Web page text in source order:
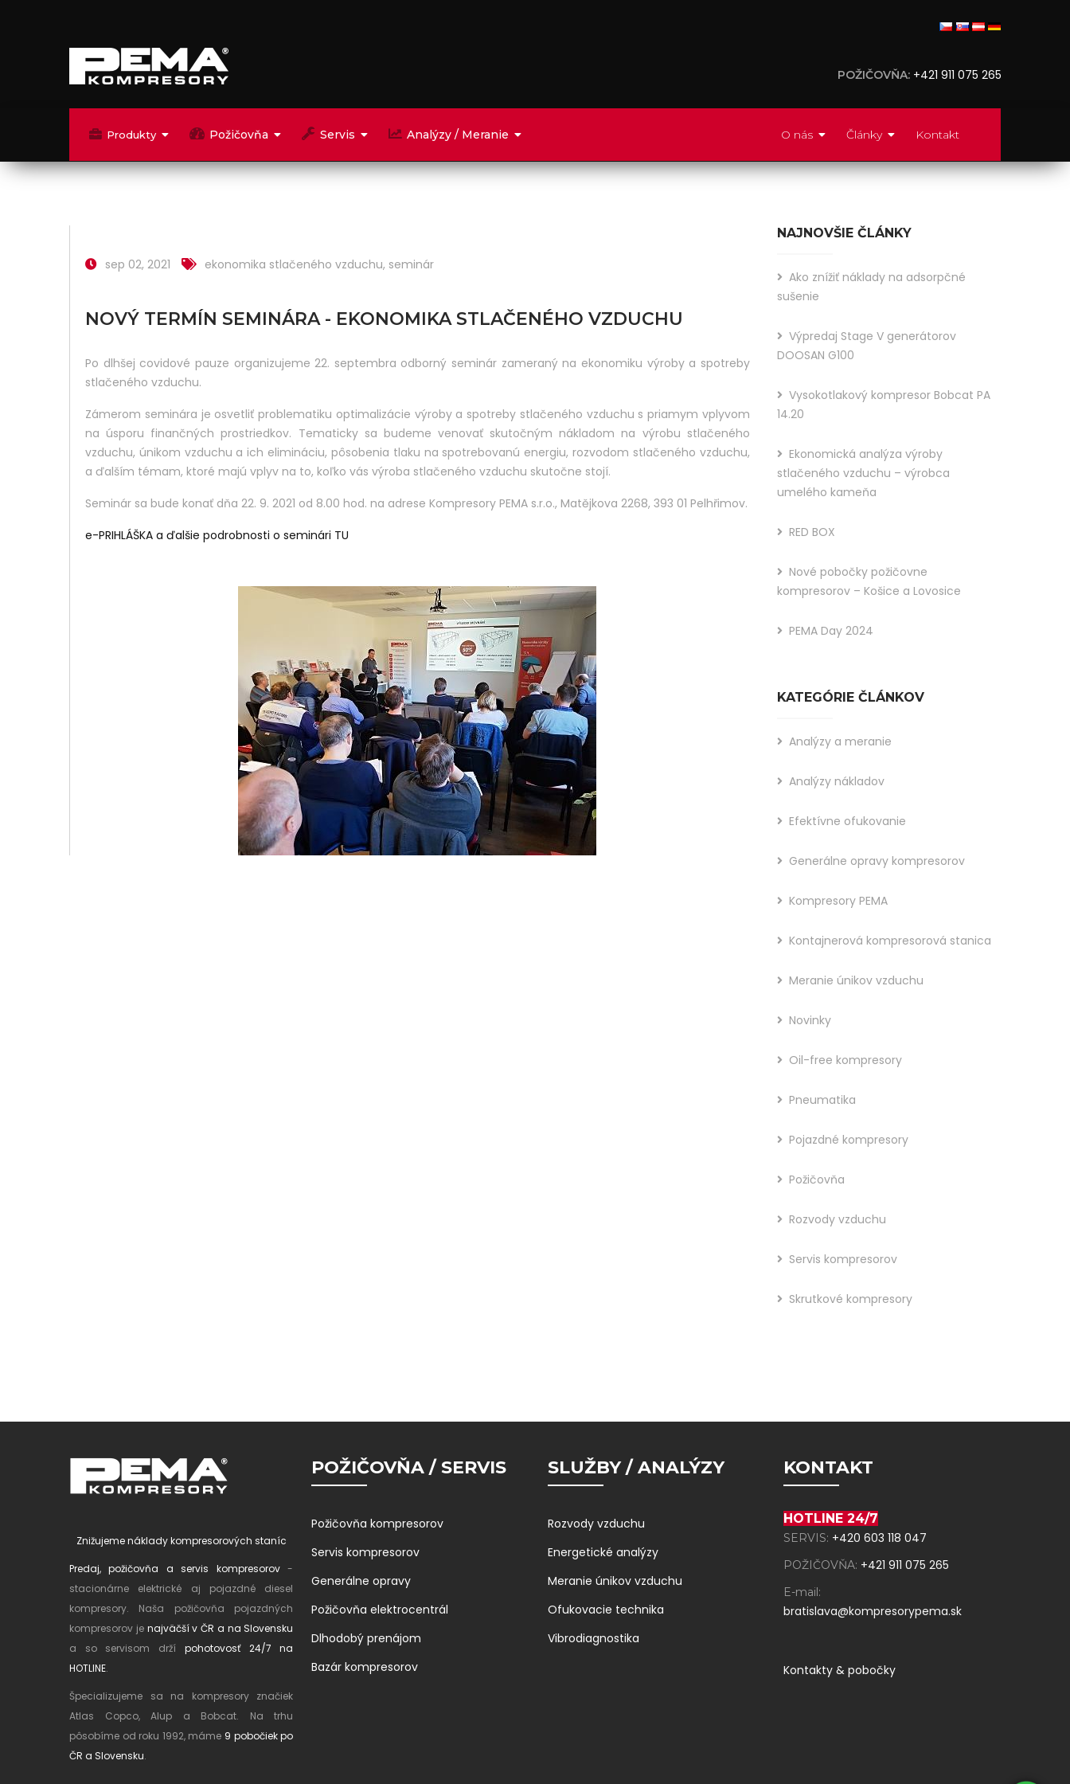
POŽIČOVŇA: +421 911 075 265
Produkty Požičovňa Servis Analýzy / Meranie O nás Články Kontakt
sep 02, 2021 ekonomika stlačeného vzduchu, seminár
NOVÝ TERMÍN SEMINÁRA - EKONOMIKA STLAČENÉHO VZDUCHU
Po dlhšej covidové pauze organizujeme 22. septembra odborný seminár zameraný na ekonomiku výroby a spotreby
stlačeného vzduchu.
Zámerom seminára je osvetliť problematiku optimalizácie výroby a spotreby stlačeného vzduchu s priamym vplyvom
na úsporu finančných prostriedkov. Tematicky sa budeme venovať skutočným nákladom na výrobu stlačeného
vzduchu, únikom vzduchu a ich elimináciu, pôsobenia tlaku na spotrebovanú energiu, rozvodom stlačeného vzduchu,
a ďalším témam, ktoré majú vplyv na to, koľko vás výroba stlačeného vzduchu skutočne stojí.
Seminár sa bude konať dňa 22. 9. 2021 od 8.00 hod. na adrese Kompresory PEMA s.r.o., Matějkova 2268, 393 01 Pelhřimov.
e-PRIHLÁŠKA a ďalšie podrobnosti o seminári TU
Like
Post?
Share
NAJNOVŠIE ČLÁNKY
Ako znížiť náklady na adsorpčné
sušenie
Výpredaj Stage V generátorov
DOOSAN G100
Vysokotlakový kompresor Bobcat PA
14.20
Ekonomická analýza výroby
stlačeného vzduchu – výrobca
umelého kameňa
RED BOX
Nové pobočky požičovne
kompresorov – Košice a Lovosice
PEMA Day 2024
KATEGÓRIE ČLÁNKOV
Analýzy a meranie
Analýzy nákladov
Efektívne ofukovanie
Generálne opravy kompresorov
Kompresory PEMA
Kontajnerová kompresorová stanica
Meranie únikov vzduchu
Novinky
Oil-free kompresory
Pneumatika
Pojazdné kompresory
Požičovňa
Rozvody vzduchu
Servis kompresorov
Skrutkové kompresory
Znižujeme náklady kompresorových staníc
Predaj, požičovňa a servis kompresorov-
stacionárne elektrické aj pojazdné diesel
kompresory. Naša požičovňa pojazdných
kompresorov je najväčší v ČR a na Slovensku
a so servisom drží pohotovosť 24/7 na
HOTLINE.
Špecializujeme sa na kompresory značiek
Atlas Copco, Alup a Bobcat. Na trhu
pôsobíme od roku 1992, máme 9 pobočiek po
ČR a Slovensku.
POŽIČOVŇA / SERVIS
Požičovňa kompresorov
Servis kompresorov
Generálne opravy
Požičovňa elektrocentrál
Dlhodobý prenájom
Bazár kompresorov
SLUŽBY / ANALÝZY
Rozvody vzduchu
Energetické analýzy
Meranie únikov vzduchu
Ofukovacie technika
Vibrodiagnostika
KONTAKT
HOTLINE 24/7
SERVIS: +420 603 118 047
POŽIČOVŇA: +421 911 075 265
E-mail:
bratislava@kompresorypema.sk
Kontakty & pobočky